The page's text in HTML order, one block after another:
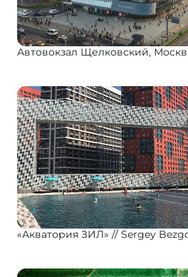
Автовокзал Щелковский,
«Акватория ЗИЛ» Sergey